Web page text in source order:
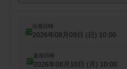
出発日時
2026年08月09日 (日) 10:00
返却日時
2026年08月10日 (月) 10:00